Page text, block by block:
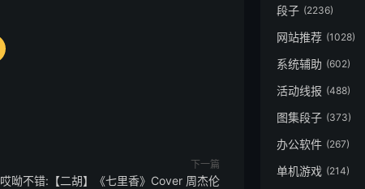
下一篇
哎呦不错:【二胡】《七里香》Cover 周杰伦
段子 (2236)
网站推荐 (1028)
系统辅助 (602)
活动线报 (488)
图集段子 (373)
办公软件 (267)
单机游戏 (214)